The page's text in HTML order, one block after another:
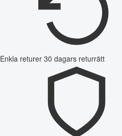
Enkla returer 30 dagars returrätt